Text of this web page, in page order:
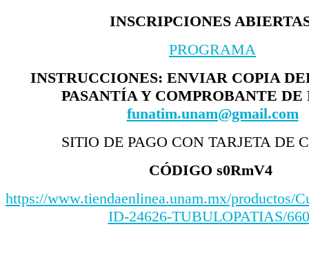
INSCRIPCIONES
PROGRAMA
INSTRUCCIONES: ENVIAR COPIA
PASANTÍA Y COMPROBANTE DE
funatim.unam@gmail.com
SITIO DE PAGO CON TARJETA DE
CÓDIGO s0RmV4
https://www.tiendaenlinea.unam.mx/productos/
ID-24626-TUBULOPATIAS/